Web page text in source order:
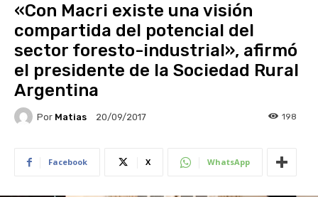
«Con Macri existe una visión
compartida del potencial del
sector foresto-industrial», afirmó
el presidente de la Sociedad Rural
Argentina
Por Matias 20/09/2017 198
Facebook X WhatsApp